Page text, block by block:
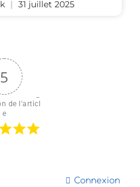
31 juillet 2025
5
de l'articl
e
Connexion